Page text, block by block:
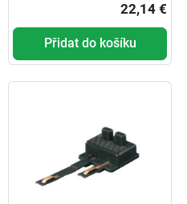
22,14 €
Přidat do košíku